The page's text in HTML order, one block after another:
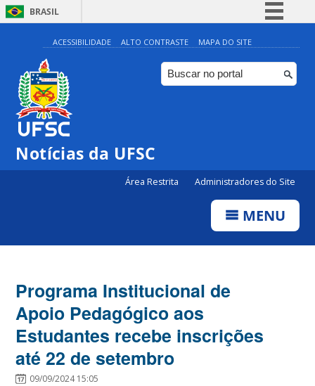
BRASIL
Simplifique!
Comunica BR
Participe
ACESSIBILIDADE ALTO CONTRASTE MAPA DO SITE
Notícias da UFSC
Área Restrita Administradores do Site
MENU
Programa Institucional de
Apoio Pedagógico aos
Estudantes recebe inscrições
até 22 de setembro
09/09/2024 15:05